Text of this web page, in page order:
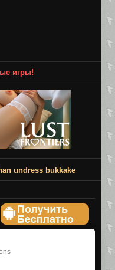
игры!
undress bukkake
Просмотров: